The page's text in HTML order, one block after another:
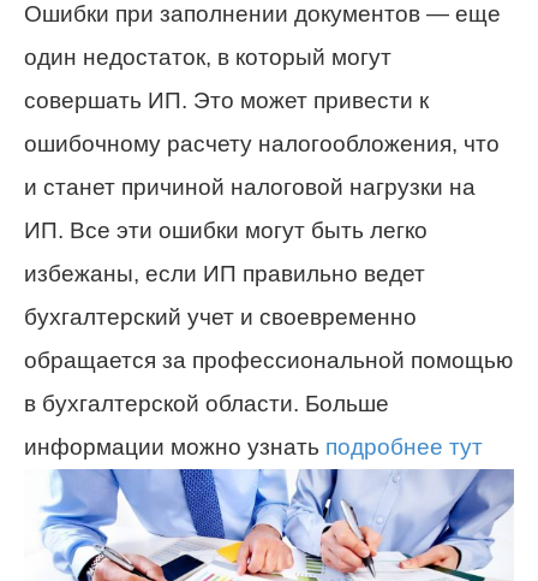
Ошибки при заполнении документов — еще
один недостаток, в который могут
совершать ИП. Это может привести к
ошибочному расчету налогообложения, что
и станет причиной налоговой нагрузки на
ИП. Все эти ошибки могут быть легко
избежаны, если ИП правильно ведет
бухгалтерский учет и своевременно
обращается за профессиональной помощью
в бухгалтерской области. Больше
информации можно узнать подробнее тут